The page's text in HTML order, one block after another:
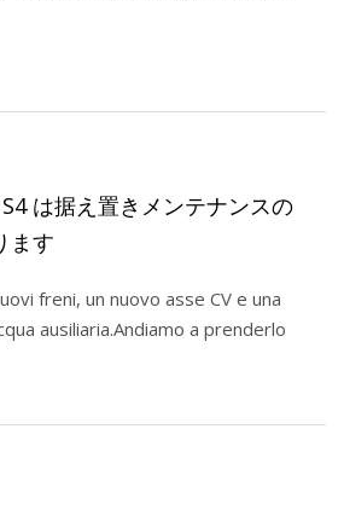
は据え置きメンテナンスの
ます
freni, un nuovo asse CV e una
ausiliaria.Andiamo a prenderlo